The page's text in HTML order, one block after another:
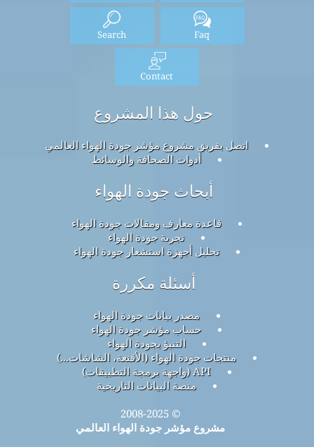
Faq
Search
Contact
حول هذا المشروع
اتصل بفريق مشروع مؤشر جودة الهواء العالمي
أدوات الصحافة والوسائط
أبحاث جودة الهواء
قاعدة معارف ومقالات جودة الهواء
تجربة جودة الهواء
تحليل أجهزة استشعار جودة الهواء
أسئلة مكررة
مصدر بيانات جودة الهواء
حساب مؤشر جودة الهواء
التنبؤ بجودة الهواء
منتجات جودة الهواء (الأقنعة، الشاشات...)
API (واجهة برمجة التطبيقات)
منصة البيانات التاريخية
© 2008-2025
مشروع مؤشر جودة الهواء العالمي